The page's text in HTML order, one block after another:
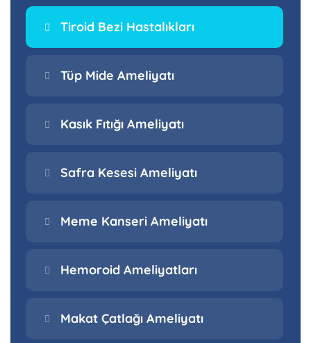
Tiroid Bezi Hastalıkları
Tüp Mide Ameliyatı
Kasık Fıtığı Ameliyatı
Safra Kesesi Ameliyatı
Meme Kanseri Ameliyatı
Hemoroid Ameliyatları
Makat Çatlağı Ameliyatı